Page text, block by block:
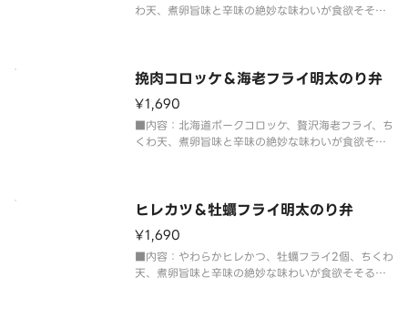
わ天、煮卵旨味と辛味の絶妙な味わいが食欲そそる
挽肉コロッケ＆海老フライ明太のり弁
¥1,690
■内容：北海道ポークコロッケ、贅沢海老フライ、ち
くわ天、煮卵旨味と辛味の絶妙な味わいが食欲そそ
ヒレカツ＆牡蠣フライ明太のり弁
¥1,690
■内容：やわらかヒレかつ、牡蠣フライ2個、ちくわ
天、煮卵旨味と辛味の絶妙な味わいが食欲そそる明